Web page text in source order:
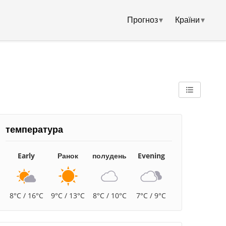
Прогноз▾ Країни▾
температура
Early
8°C / 16°C
Ранок
9°C / 13°C
полудень
8°C / 10°C
Evening
7°C / 9°C